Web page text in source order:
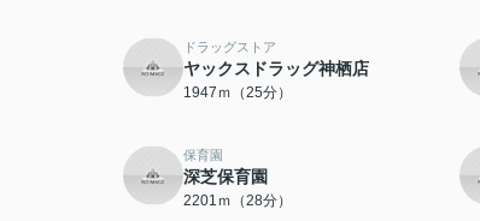
ドラッグストア
ヤックスドラッグ神栖店
1947ｍ（25分）
保育園
深芝保育園
2201ｍ（28分）